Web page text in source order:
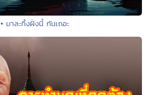
• มาละทิ้งฝั่งนี้ กันเถอะ